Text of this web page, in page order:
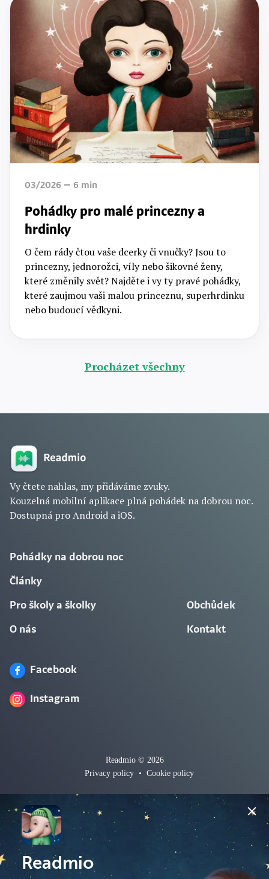
03/2026 6 min
Pohádky pro malé princezny a
hrdinky
O čem rády čtou vaše dcerky či vnučky? Jsou to
princezny, jednorožci, víly nebo šikovné ženy,
které změnily svět? Najděte i vy ty pravé pohádky,
které zaujmou vaši malou princeznu, superhrdinku
nebo budoucí vědkyni.
Procházet všechny
Vy čtete nahlas, my přidáváme zvuky.
Kouzelná mobilní aplikace plná pohádek na dobrou noc.
Dostupná pro Android a iOS.
Pohádky na dobrou noc
Články
Pro školy a školky
O nás
Obchůdek
Kontakt
Facebook
Instagram
Readmio © 2026
Privacy policy • Cookie policy
Readmio